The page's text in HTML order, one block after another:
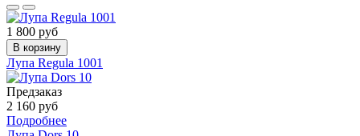
1 800 руб
В корзину
Лупа Regula 1001
Предзаказ
2 160 руб
Подробнее